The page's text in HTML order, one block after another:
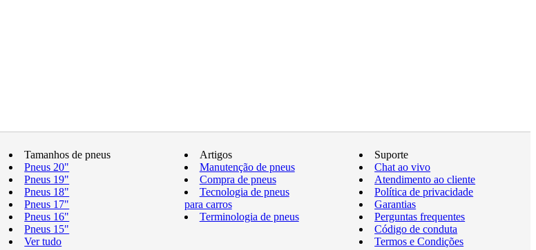
Tamanhos de pneus
Pneus 20"
Pneus 19"
Pneus 18"
Pneus 17"
Pneus 16"
Pneus 15"
Ver tudo
Artigos
Manutenção de pneus
Compra de pneus
Tecnologia de pneus
para carros
Terminologia de pneus
Suporte
Chat ao vivo
Atendimento ao cliente
Política de privacidade
Garantias
Perguntas frequentes
Código de conduta
Termos e Condições